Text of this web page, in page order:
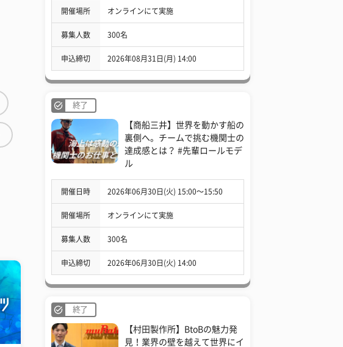
開催場所 オンラインにて実施
募集人数 300名
申込締切 2026年08月31日(月) 14:00
終了
【商船三井】世界を動かす船の
裏側へ。チームで挑む機関士の
達成感とは？ #先輩ロールモデ
ル
開催日時 2026年06月30日(火) 15:00〜15:50
開催場所 オンラインにて実施
募集人数 300名
申込締切 2026年06月30日(火) 14:00
終了
【村田製作所】BtoBの魅力発
見！業界の壁を越えて世界にイ